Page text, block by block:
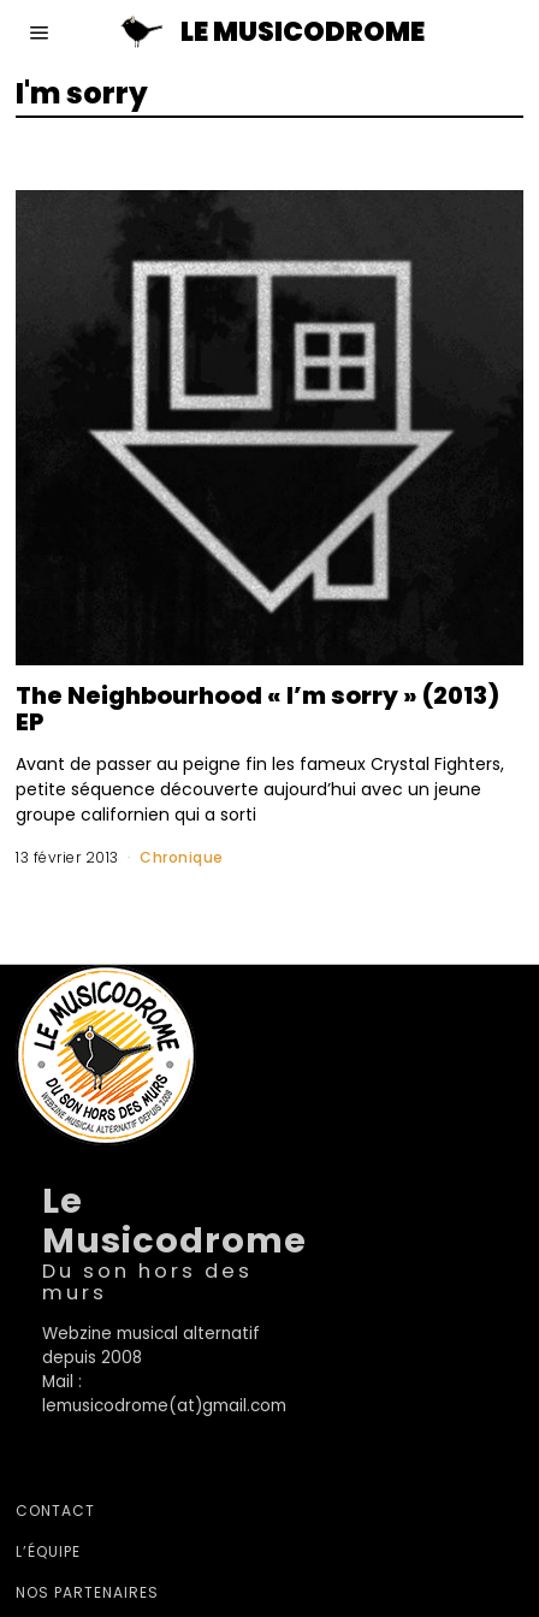
LE MUSICODROME
I'm sorry
The Neighbourhood « I’m sorry » (2013)
EP
Avant de passer au peigne fin les fameux Crystal Fighters,
petite séquence découverte aujourd’hui avec un jeune
groupe californien qui a sorti
13 février 2013 Chronique
Le
Musicodrome
Du son hors des
murs
Webzine musical alternatif
depuis 2008
Mail :
lemusicodrome(at)gmail.com
CONTACT
L’ÉQUIPE
NOS PARTENAIRES